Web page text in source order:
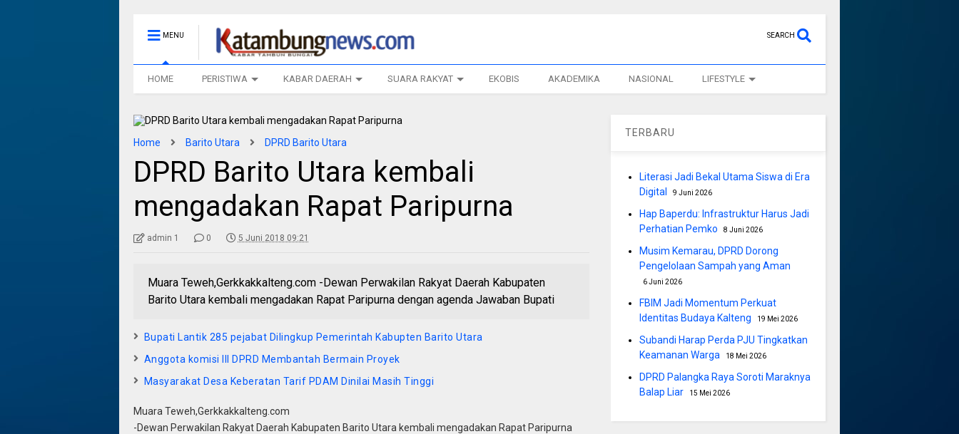
MENU SEARCH
HOME PERISTIWA KABAR DAERAH SUARA RAKYAT EKOBIS AKADEMIKA NASIONAL LIFESTYLE
Home Barito Utara DPRD Barito Utara
DPRD Barito Utara kembali
mengadakan Rapat Paripurna
admin 1 0 5 Juni 2018 09:21
Muara Teweh,Gerkkakkalteng.com -Dewan Perwakilan Rakyat Daerah Kabupaten
Barito Utara kembali mengadakan Rapat Paripurna dengan agenda Jawaban Bupati
Bupati Lantik 285 pejabat Dilingkup Pemerintah Kabupten Barito Utara
Anggota komisi lll DPRD Membantah Bermain Proyek
Masyarakat Desa Keberatan Tarif PDAM Dinilai Masih Tinggi
Muara Teweh,Gerkkakkalteng.com
-Dewan Perwakilan Rakyat Daerah Kabupaten Barito Utara kembali mengadakan Rapat Paripurna
TERBARU
Literasi Jadi Bekal Utama Siswa di Era
Digital
9 Juni 2026
Hap Baperdu: Infrastruktur Harus Jadi
Perhatian Pemko
8 Juni 2026
Musim Kemarau, DPRD Dorong
Pengelolaan Sampah yang Aman
6 Juni 2026
FBIM Jadi Momentum Perkuat
Identitas Budaya Kalteng
19 Mei 2026
Subandi Harap Perda PJU Tingkatkan
Keamanan Warga
18 Mei 2026
DPRD Palangka Raya Soroti Maraknya
Balap Liar
15 Mei 2026